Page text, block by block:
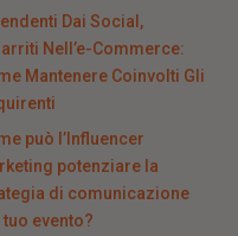
Dai Social,
Nell’e-Commerce:
Mantenere Coinvolti Gli
può l’Influencer
potenziare la
di comunicazione
tuo evento?